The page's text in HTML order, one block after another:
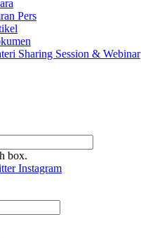
Pers
Sharing Session & Webinar
box.
Instagram